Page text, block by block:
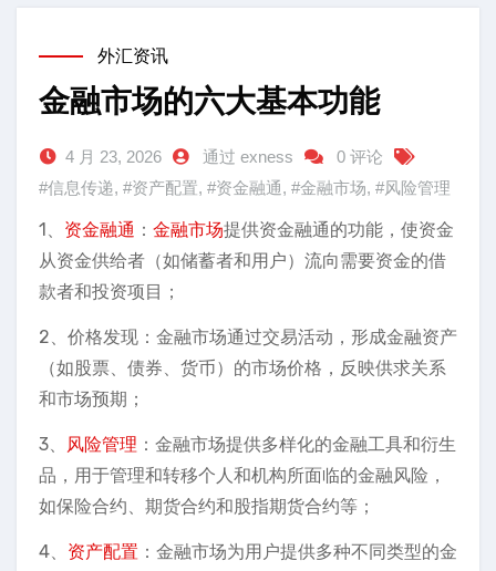
外汇资讯
金融市场的六大基本功能
4 月 23, 2026 通过 exness
0 评论
#信息传递, #资产配置, #资金融通, #金融市场, #风险管理
1、 资金融通 ： 金融市场提供资金融通的功能，使资金
从资金供给者（如储蓄者和用户）流向需要资金的借
款者和投资项目；
2、价格发现：金融市场通过交易活动，形成金融资产
（如股票、债券、货币）的市场价格，反映供求关系
和市场预期；
3、 风险管理 ：金融市场提供多样化的金融工具和衍生
品，用于管理和转移个人和机构所面临的金融风险，
如保险合约、期货合约和股指期货合约等；
4、 资产配置 ：金融市场为用户提供多种不同类型的金